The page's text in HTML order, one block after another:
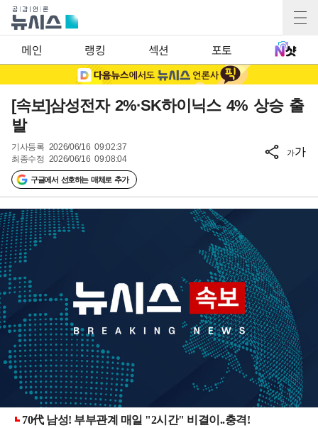
메인 랭킹 섹션 포토
[속보]삼성전자 2%·SK하이닉스 4% 상승 출
발
기사등록 2026/06/16 09:02:37
최종수정 2026/06/16 09:08:04
구글에서 선호하는 매체로 추가
가가